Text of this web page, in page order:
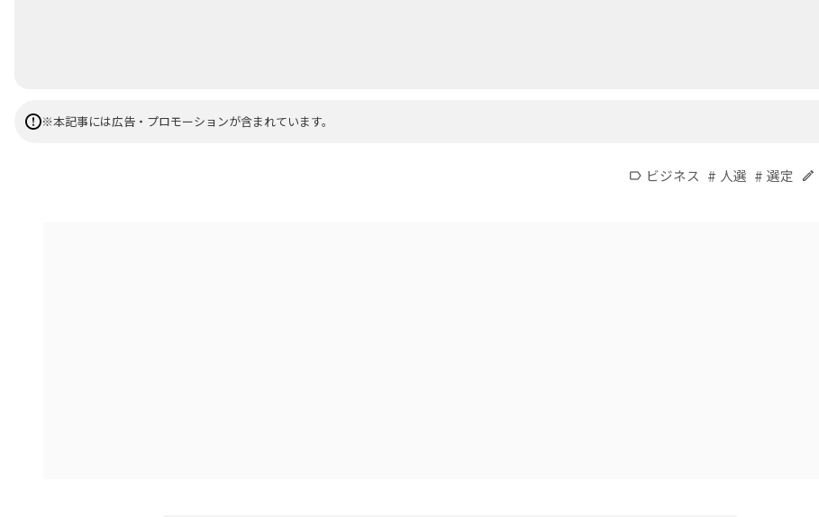
※本記事には広告・プロモーションが含まれています。
label ビジネス # 人選 # 選定 edit